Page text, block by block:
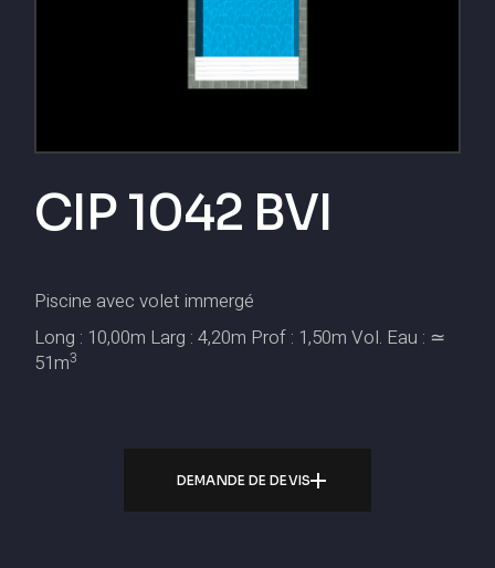
CIP 1042 BVI
Piscine avec volet immergé
Long : 10,00m Larg : 4,20m Prof : 1,50m Vol. Eau : ≃
51m3
DEMANDE DE DEVIS